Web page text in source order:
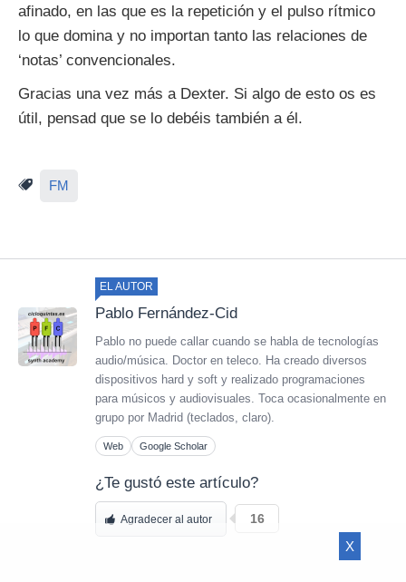
afinado, en las que es la repetición y el pulso rítmico
lo que domina y no importan tanto las relaciones de
‘notas’ convencionales.
Gracias una vez más a Dexter. Si algo de esto os es
útil, pensad que se lo debéis también a él.
FM
EL AUTOR
Pablo Fernández-Cid
Pablo no puede callar cuando se habla de tecnologías
audio/música. Doctor en teleco. Ha creado diversos
dispositivos hard y soft y realizado programaciones
para músicos y audiovisuales. Toca ocasionalmente en
grupo por Madrid (teclados, claro).
Web Google Scholar
¿Te gustó este artículo?
Agradecer al autor 16
X